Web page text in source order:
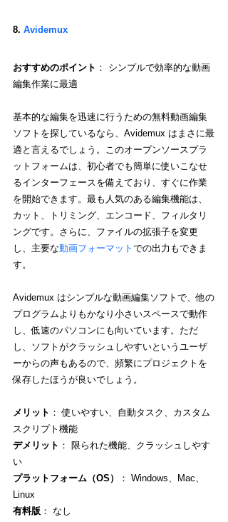
8. Avidemux
おすすめのポイント ： シンプルで効率的な動画
編集作業に最適
基本的な編集を迅速に行うための無料動画編集
ソフトを探しているなら、Avidemux はまさに最
適と言えるでしょう。このオープンソースプラ
ットフォームは、初心者でも簡単に使いこなせ
るインターフェースを備えており、すぐに作業
を開始できます。最も人気のある編集機能は、
カット、トリミング、エンコード、フィルタリ
ングです。さらに、ファイルの拡張子を変更
し、主要な動画フォーマット での出力もできま
す。
Avidemux はシンプルな動画編集ソフトで、他の
プログラムよりもかなり小さいスペースで動作
し、低速のパソコンにも向いています。ただ
し、ソフトがクラッシュしやすいというユーザ
ーからの声もあるので、頻繁にプロジェクトを
保存したほうが良いでしょう。
メリット ： 使いやすい、自動タスク、カスタム
スクリプト機能
デメリット ： 限られた機能、クラッシュしやす
い
プラットフォーム（OS）
： Windows、Mac、
Linux
有料版 ： なし